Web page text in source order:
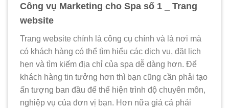
Công vụ Marketing cho Spa số 1 _ Trang
website
Trang website chính là công cụ chính và là nơi mà
có khách hàng có thể tìm hiểu các dịch vụ, đặt lịch
hẹn và tìm kiếm địa chỉ của spa dễ dàng hơn. Để
khách hàng tin tưởng hơn thì bạn cũng cần phải tạo
ấn tượng ban đầu để thể hiện trình độ chuyên môn,
nghiệp vụ của đơn vị bạn. Hơn nữa giá cả phải